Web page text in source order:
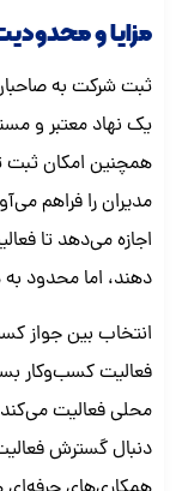
مزایا و
ثبت شرکت به
یک نهاد معتبر و
همچنین امکان ثبت
مدیران را فراهم
اجازه می‌دهد تا
دهند، اما محدود
انتخاب بین جواز
فعالیت کسب‌وکار
محلی فعالیت
دنبال گسترش